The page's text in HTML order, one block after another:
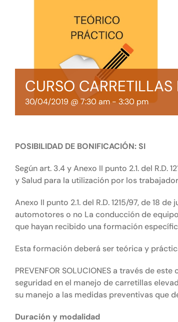
CURSO
30/04/2019 @ 7:30 am-3:30 pm
POSIBILIDAD DE BONIFICACIÓN: SI
Según art. 3.4 y Anexo II punto 2.1. del R.D.
y Salud para la utilización por los
Anexo II punto 2.1. del R.D. 1215/97, de 18
automotores o no La conducción de
que hayan recibido una formación
Esta formación deberá ser teórica y
PREVENFOR SOLUCIONES a través de
seguridad en el manejo de carretillas
su manejo a las medidas preventivas que
Duración y modalidad